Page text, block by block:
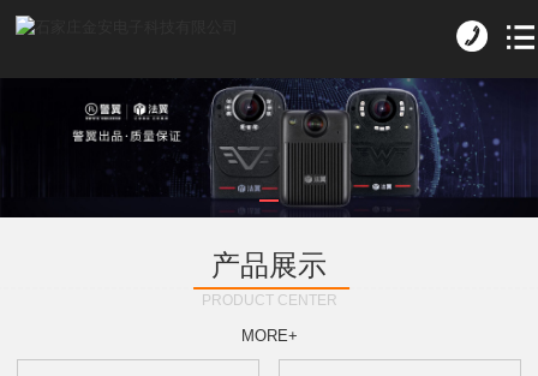
产品展示
PRODUCT CENTER
MORE+